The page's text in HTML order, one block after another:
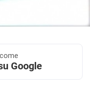
Google